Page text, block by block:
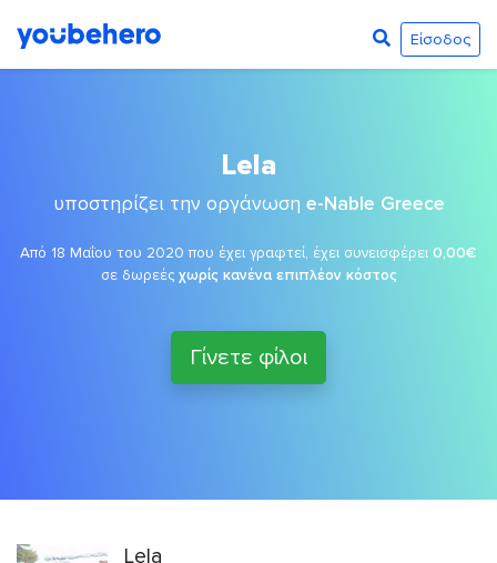
Είσοδος
Lela
υποστηρίζει την οργάνωση e-Nable Greece
Από 18 Μαΐου του 2020 που έχει γραφτεί, έχει συνεισφέρει 0,00€
σε δωρεές χωρίς κανένα επιπλέον κόστος
Γίνετε φίλοι
Lela